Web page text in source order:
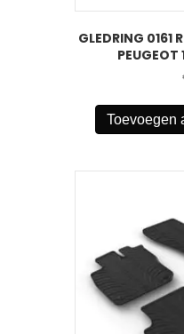
GLEDRING 0161
PEUGEOT
Toevoegen